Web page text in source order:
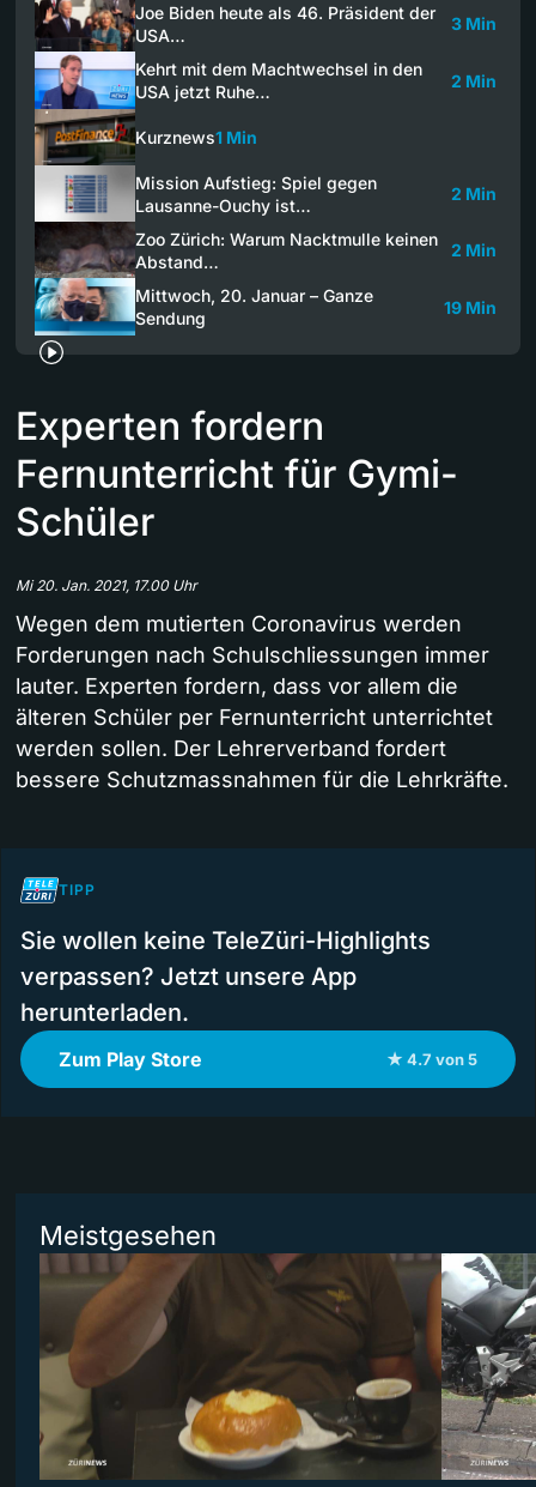
Joe Biden heute als 46. Präsident der
USA…
3 Min
Kehrt mit dem Machtwechsel in den
USA jetzt Ruhe…
2 Min
Kurznews1 Min
Mission Aufstieg: Spiel gegen
Lausanne-Ouchy ist…
2 Min
Zoo Zürich: Warum Nacktmulle keinen
Abstand…
2 Min
Mittwoch, 20. Januar – Ganze
Sendung
19 Min
Experten fordern
Fernunterricht für Gymi-
Schüler
Mi 20. Jan. 2021, 17.00 Uhr
Wegen dem mutierten Coronavirus werden
Forderungen nach Schulschliessungen immer
lauter. Experten fordern, dass vor allem die
älteren Schüler per Fernunterricht unterrichtet
werden sollen. Der Lehrerverband fordert
bessere Schutzmassnahmen für die Lehrkräfte.
TIPP
Sie wollen keine TeleZüri-Highlights
verpassen? Jetzt unsere App
herunterladen.
Zum Play Store ★ 4.7 von 5
Meistgesehen